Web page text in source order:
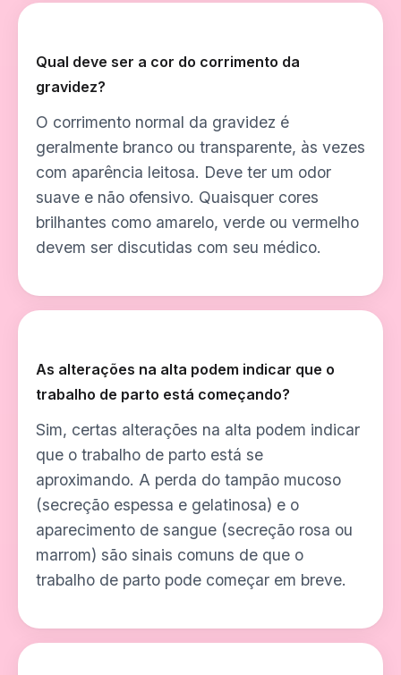
Qual deve ser a cor do corrimento da
gravidez?
O corrimento normal da gravidez é
geralmente branco ou transparente, às vezes
com aparência leitosa. Deve ter um odor
suave e não ofensivo. Quaisquer cores
brilhantes como amarelo, verde ou vermelho
devem ser discutidas com seu médico.
As alterações na alta podem indicar que o
trabalho de parto está começando?
Sim, certas alterações na alta podem indicar
que o trabalho de parto está se
aproximando. A perda do tampão mucoso
(secreção espessa e gelatinosa) e o
aparecimento de sangue (secreção rosa ou
marrom) são sinais comuns de que o
trabalho de parto pode começar em breve.